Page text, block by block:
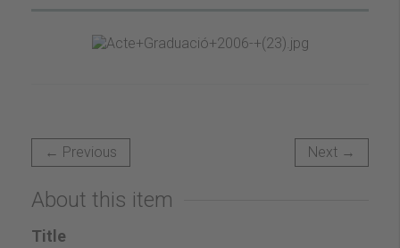
← Previous Next →
About this item
Title